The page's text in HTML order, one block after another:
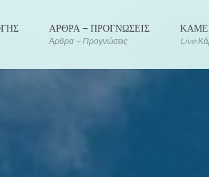
ΑΡΘΡΑ – ΠΡΟΓΝΩΣΕΙΣ
Άρθρα – Προγνώσεις Live